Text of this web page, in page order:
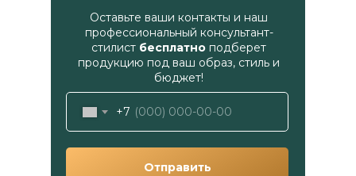
Оставьте ваши контакты и наш
профессиональный консультант-
стилист бесплатно подберет
продукцию под ваш образ, стиль и
бюджет!
+7
Отправить